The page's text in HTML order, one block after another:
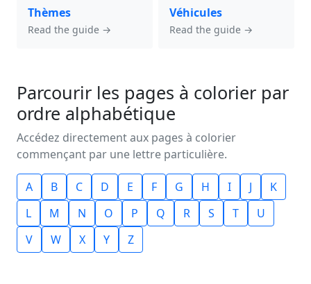
Thèmes
Read the guide →
Véhicules
Read the guide →
Parcourir les pages à colorier par
ordre alphabétique
Accédez directement aux pages à colorier
commençant par une lettre particulière.
A B C D E F G H I J
K
L
M N O P Q R S T
U
V
W X Y Z